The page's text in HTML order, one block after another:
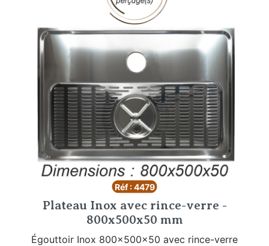
Réf : 4479
Plateau Inox avec rince-verre -
800x500x50 mm
Égouttoir Inox 800x500x50 avec rince-verre